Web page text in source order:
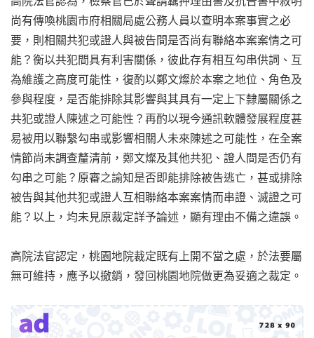
尚有傳喚桃園市府相關局處公務人員以查明本案事實之必
要，則相關共犯或證人與被告間是否尚有聯絡本案案情之可
能？衡以共犯間具有利害關係，彼此存有相互勾串供詞、互
為維護之高度可能性，復酌以鄭文燦於本案之地位、角色及
參與程度，是否能排除其影響與其具有一定上下隸屬關係之
共犯或證人陳述之可能性？再酌以現今通訊軟體發展程度甚
易被用以聯繫勾串或影響相關人未來陳述之可能性，在全案
情節尚未調查釐清前，鄭文燦及其他共犯、證人間是否仍有
勾串之可能？原審之諭知是否即能排除被告逃亡，甚或排除
被告與其他共犯或證人互相聯絡本案案情而串證、滅證之可
能？以上，均未見原裁定詳予論述，顯有理由不備之違誤。
高院法官認定，桃園地院裁定既有上開不當之處，於法要屬
無可維持，應予以撤銷，發回桃園地院做更為妥適之裁定。